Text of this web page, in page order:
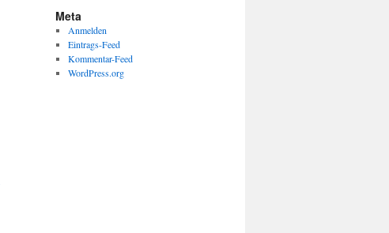
Meta
Anmelden
Eintrags-Feed
Kommentar-Feed
WordPress.org